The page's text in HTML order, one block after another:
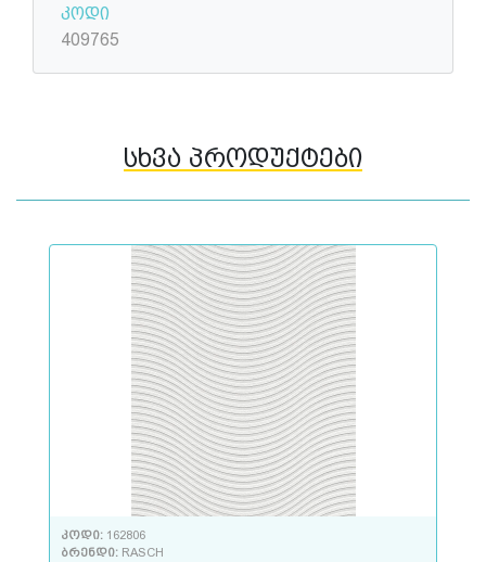
კოდი
409765
სხვა პროდუქტები
კოდი: 162806
ბრენდი: RASCH